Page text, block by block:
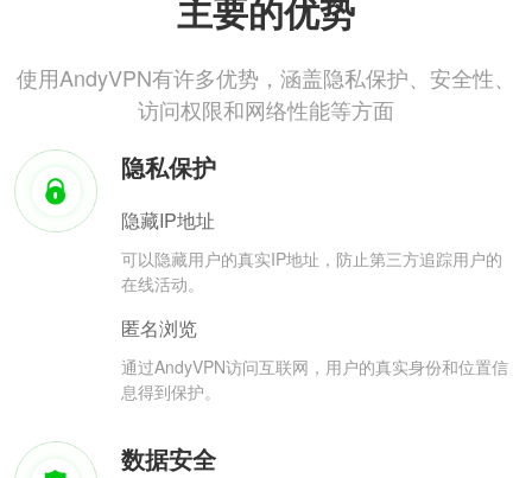
主要的优势
使用AndyVPN有许多优势，涵盖隐私保护、安全性、
访问权限和网络性能等方面
隐私保护
隐藏IP地址
可以隐藏用户的真实IP地址，防止第三方追踪用户的
在线活动。
匿名浏览
通过AndyVPN访问互联网，用户的真实身份和位置信
息得到保护。
数据安全